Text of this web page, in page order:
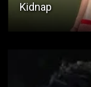
Angel's Eyes